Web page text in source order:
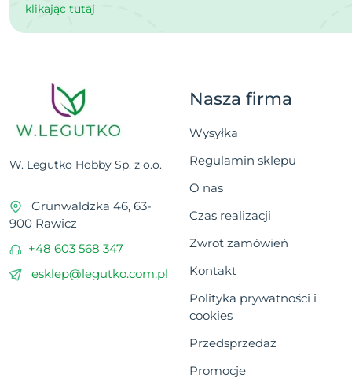
klikając tutaj
W. Legutko Hobby Sp. z o.o.
Grunwaldzka 46, 63-
900 Rawicz
+48 603 568 347
esklep@legutko.com.pl
Nasza firma
Wysyłka
Regulamin sklepu
O nas
Czas realizacji
Zwrot zamówień
Kontakt
Polityka prywatności i
cookies
Przedsprzedaż
Promocje